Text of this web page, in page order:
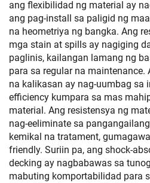
ang flexibilidad ng material ay
ang pag-install sa paligid ng
na heometriya ng bangka. Ang
mga stain at spills ay nagiging
paglinis, kailangan lamang ng
para sa regular na
na kalikasan ay nag-uumbag sa
efficiency kumpara sa mas
material. Ang resistensya ng
nag-eeliminate sa
kemikal na tratament,
friendly. Suriin pa, ang shock-
decking ay nagbabawas sa
mabuting komportabilidad para